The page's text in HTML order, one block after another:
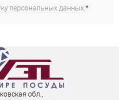
персональных данных.*
обл.,